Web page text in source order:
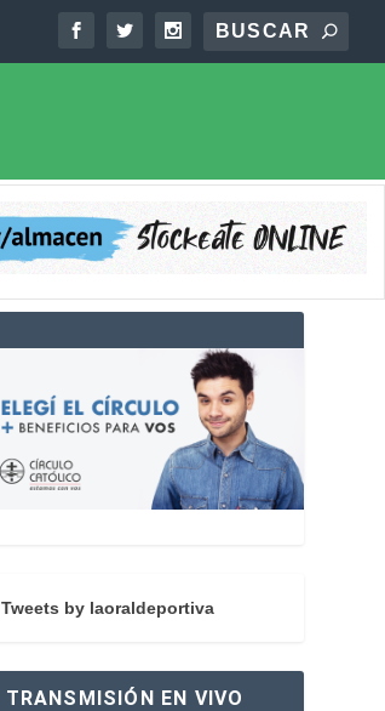
Tweets by laoraldeportiva
TRANSMISIÓN EN VIVO